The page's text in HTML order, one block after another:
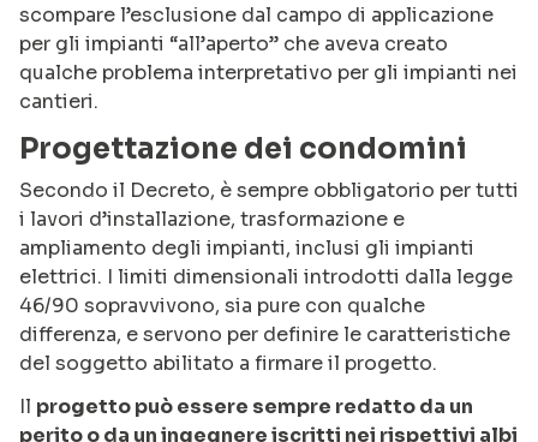
scompare l’esclusione dal campo di applicazione
per gli impianti “all’aperto” che aveva creato
qualche problema interpretativo per gli impianti nei
cantieri.
Progettazione dei condomini
Secondo il Decreto, è sempre obbligatorio per tutti
i lavori d’installazione, trasformazione e
ampliamento degli impianti, inclusi gli impianti
elettrici. I limiti dimensionali introdotti dalla legge
46/90 sopravvivono, sia pure con qualche
differenza, e servono per definire le caratteristiche
del soggetto abilitato a firmare il progetto.
Il progetto può essere sempre redatto da un
perito o da un ingegnere iscritti nei rispettivi albi